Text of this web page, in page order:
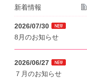
新着情報
2026/07/30
8月のお知らせ
2026/06/27
７月のお知らせ